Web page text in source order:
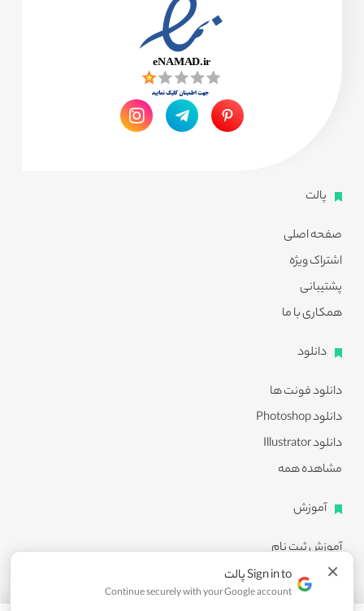
پالت
صفحه اصلی
اشتراک ویژه
پشتیبانی
همکاری با ما
دانلود
دانلود فونت ها
دانلود Photoshop
دانلود Illustrator
مشاهده همه
آموزش
آموزش ثبت نام
آموزش دانلود
آموزش ویرایش طرح ها
× Sign in to پالت
Continue securely with your Google account